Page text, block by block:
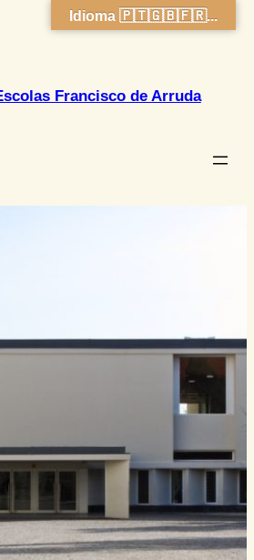
Francisco de Arruda
Idioma 🇵🇹🇬🇧🇫🇷...